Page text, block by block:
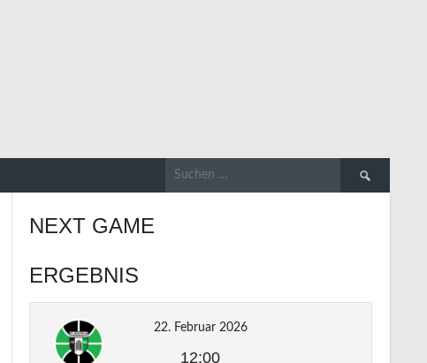
Suchen
NEXT GAME
ERGEBNIS
22. Februar 2026
12:00